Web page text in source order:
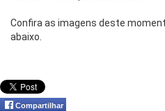
Confira as imagens deste
abaixo.
Compartilhar